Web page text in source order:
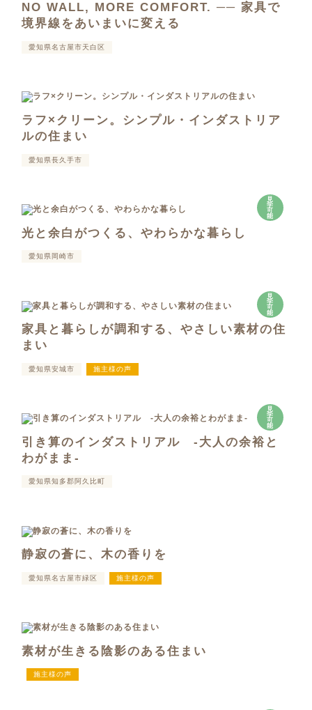
NO WALL, MORE COMFORT. ── 家具で
境界線をあいまいに変える
愛知県名古屋市天白区
ラフ×クリーン。シンプル・インダストリア
ルの住まい
愛知県長久手市
見
学
可
能
光と余白がつくる、やわらかな暮らし
愛知県岡崎市
見
学
可
能
家具と暮らしが調和する、やさしい素材の住
まい
愛知県安城市 施主様の声
見
学
可
能
引き算のインダストリアル -大人の余裕と
わがまま-
愛知県知多郡阿久比町
静寂の蒼に、木の香りを
愛知県名古屋市緑区 施主様の声
素材が生きる陰影のある住まい
施主様の声